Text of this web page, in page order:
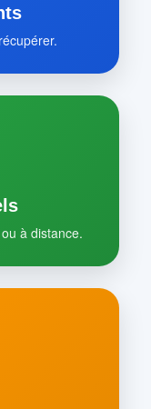
à distance.